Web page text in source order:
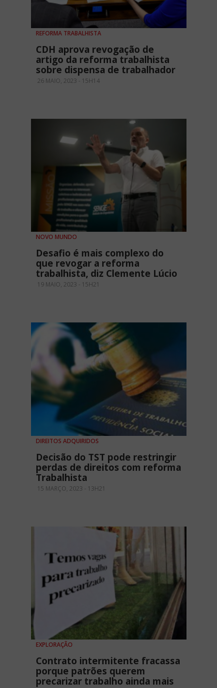
REFORMA TRABALHISTA
CDH aprova revogação de
artigo da reforma trabalhista
sobre dispensa de trabalhador
26 MAIO, 2023 - 15H14
NOVO MUNDO
Desafio é mais complexo do
que revogar a reforma
trabalhista, diz Clemente Lúcio
19 MAIO, 2023 - 15H21
DIREITOS ADQUIRIDOS
Decisão do TST pode restringir
perdas de direitos com reforma
Trabalhista
15 MARÇO, 2023 - 13H21
EXPLORAÇÃO
Contrato intermitente fracassa
porque patrões querem
precarizar trabalho ainda mais